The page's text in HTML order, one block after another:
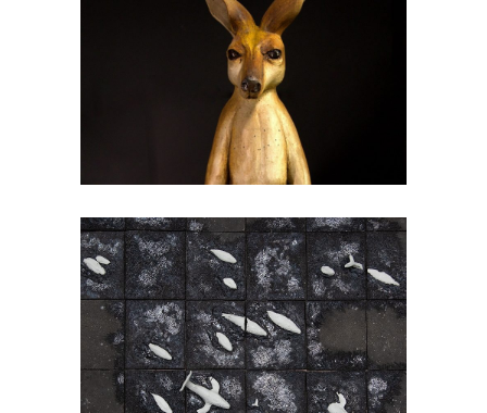
Јана Божовић
Уникатна керамика 2023/2024
Кристина Митић
Уникатна керамика 2023/2024